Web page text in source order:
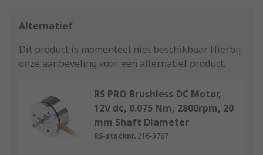
Alternatief
Dit product is momenteel niet beschikbaar. Hierbij
onze aanbeveling voor een alternatief product.
RS PRO Brushless DC Motor,
12V dc, 0.075 Nm, 2800rpm, 20
mm Shaft Diameter
RS-stocknr. 216-3787